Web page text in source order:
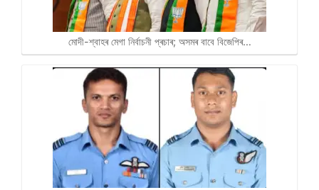
মোদী-শ্বাহৰ মেগা নিৰ্বাচনী প্ৰচাৰ; অসমৰ বাবে বিজেপিৰ…